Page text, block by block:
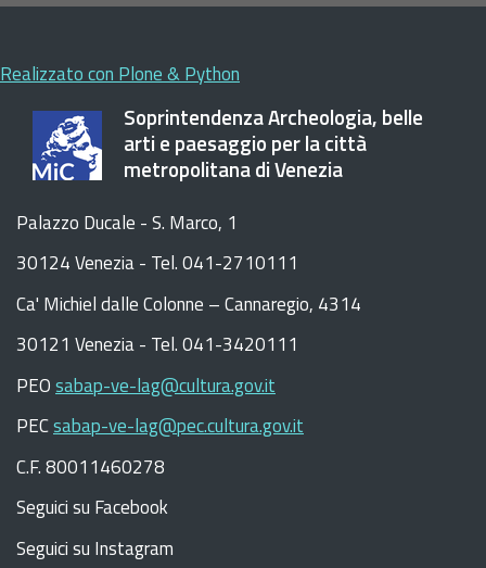
Realizzato con Plone & Python
Soprintendenza Archeologia, belle
arti e paesaggio per la città
metropolitana di Venezia
Palazzo Ducale - S. Marco, 1
30124 Venezia - Tel. 041-2710111
Ca' Michiel dalle Colonne – Cannaregio, 4314
30121 Venezia - Tel. 041-3420111
PEOsabap-ve-lag@cultura.gov.it
PECsabap-ve-lag@pec.cultura.gov.it
C.F. 80011460278
Seguici su Facebook
Seguici su Instagram